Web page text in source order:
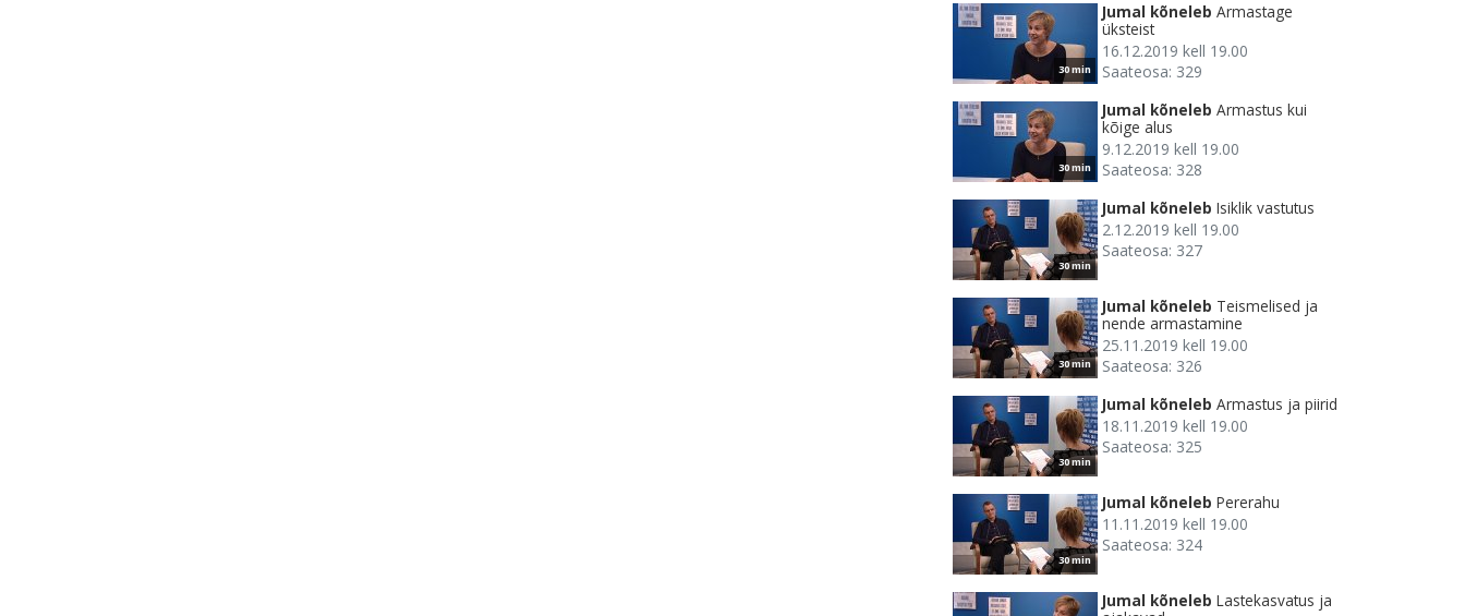
30 min
Jumal kõneleb Armastage
üksteist
16.12.2019 kell 19.00
Saateosa: 329
30 min
Jumal kõneleb Armastus kui
kõige alus
9.12.2019 kell 19.00
Saateosa: 328
30 min
Jumal kõneleb Isiklik vastutus
2.12.2019 kell 19.00
Saateosa: 327
30 min
Jumal kõneleb Teismelised ja
nende armastamine
25.11.2019 kell 19.00
Saateosa: 326
30 min
Jumal kõneleb Armastus ja piirid
18.11.2019 kell 19.00
Saateosa: 325
30 min
Jumal kõneleb Pererahu
11.11.2019 kell 19.00
Saateosa: 324
Jumal kõneleb Lastekasvatus ja